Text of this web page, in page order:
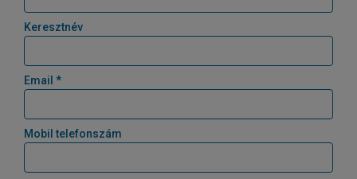
Keresztnév
Email *
Mobil telefonszám